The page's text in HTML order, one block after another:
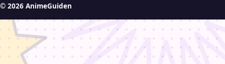
© 2026 AnimeGuiden